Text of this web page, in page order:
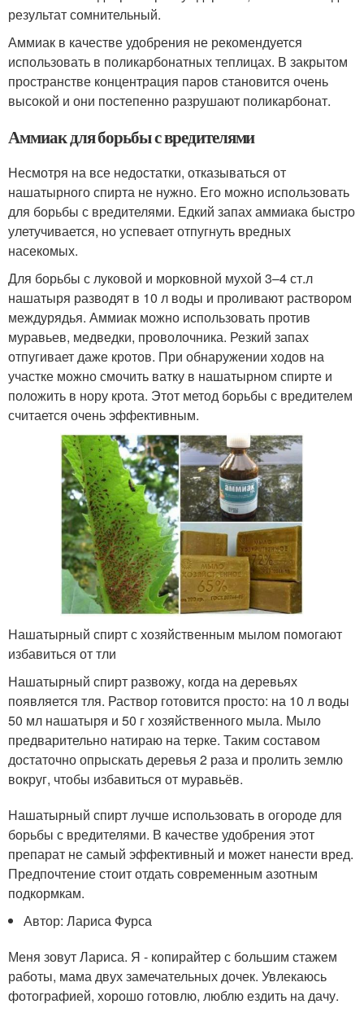
результат сомнительный.
Аммиак в качестве удобрения не рекомендуется
использовать в поликарбонатных теплицах. В закрытом
пространстве концентрация паров становится очень
высокой и они постепенно разрушают поликарбонат.
Аммиак для борьбы с вредителями
Несмотря на все недостатки, отказываться от
нашатырного спирта не нужно. Его можно использовать
для борьбы с вредителями. Едкий запах аммиака быстро
улетучивается, но успевает отпугнуть вредных
насекомых.
Для борьбы с луковой и морковной мухой 3–4 ст.л
нашатыря разводят в 10 л воды и проливают раствором
междурядья. Аммиак можно использовать против
муравьев, медведки, проволочника. Резкий запах
отпугивает даже кротов. При обнаружении ходов на
участке можно смочить ватку в нашатырном спирте и
положить в нору крота. Этот метод борьбы с вредителем
считается очень эффективным.
Нашатырный спирт с хозяйственным мылом помогают
избавиться от тли
Нашатырный спирт развожу, когда на деревьях
появляется тля. Раствор готовится просто: на 10 л воды
50 мл нашатыря и 50 г хозяйственного мыла. Мыло
предварительно натираю на терке. Таким составом
достаточно опрыскать деревья 2 раза и пролить землю
вокруг, чтобы избавиться от муравьёв.
Нашатырный спирт лучше использовать в огороде для
борьбы с вредителями. В качестве удобрения этот
препарат не самый эффективный и может нанести вред.
Предпочтение стоит отдать современным азотным
подкормкам.
Автор: Лариса Фурса
Меня зовут Лариса. Я - копирайтер с большим стажем
работы, мама двух замечательных дочек. Увлекаюсь
фотографией, хорошо готовлю, люблю ездить на дачу.